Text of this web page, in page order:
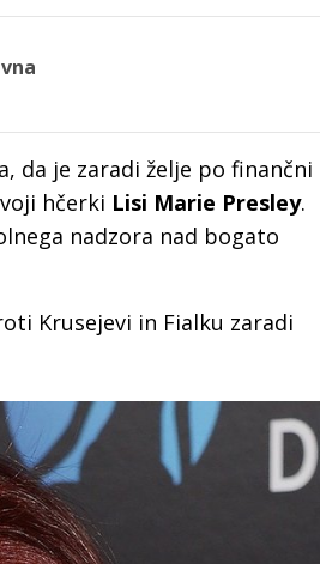
da je zaradi želje po finančni
hčerki Lisi Marie Presley.
nadzora nad bogato
Krusejevi in Fialku zaradi